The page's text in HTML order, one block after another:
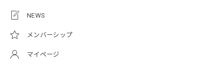
NEWS
メンバーシップ
マイページ